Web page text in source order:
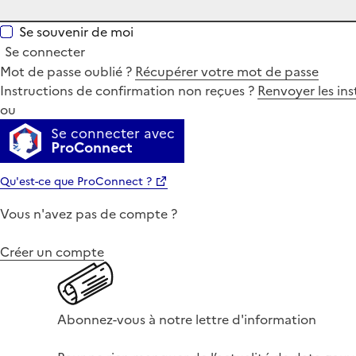
Se souvenir de moi
Se connecter
Mot de passe oublié ? Récupérer votre mot de passe
Instructions de confirmation non reçues ? Renvoyer les
ou
Se connecter avec
ProConnect
Qu'est-ce que ProConnect ?
Vous n'avez pas de compte ?
Créer un compte
Abonnez-vous à notre lettre d'information